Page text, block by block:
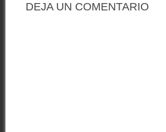
DEJA UN COMENTARIO